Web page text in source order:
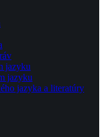
jazyku
jazyku
jazyka a literatúry